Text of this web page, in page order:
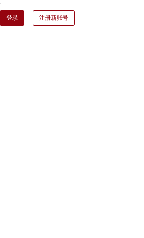
登录 注册新账号